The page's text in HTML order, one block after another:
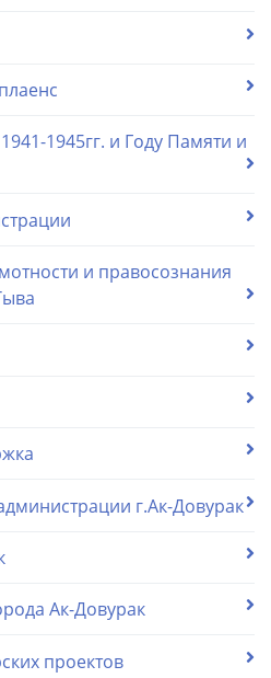
1945гг. и Году Памяти и
и правосознания
г.Ак-Довурак
Ак-Довурак
проектов